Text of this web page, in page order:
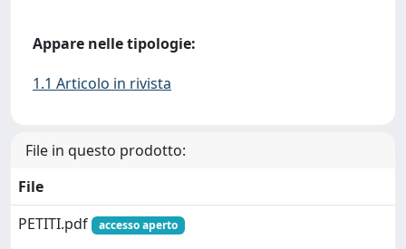
Appare nelle tipologie:
1.1 Articolo in rivista
File in questo prodotto:
File
PETITI.pdf
accesso aperto